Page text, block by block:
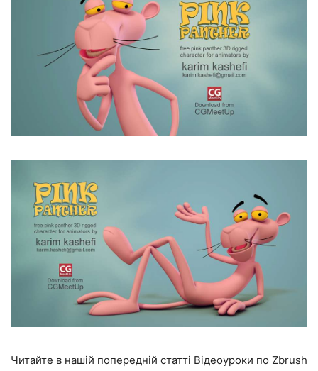
Читайте в нашій попередній статті Відеоуроки по Zbrush